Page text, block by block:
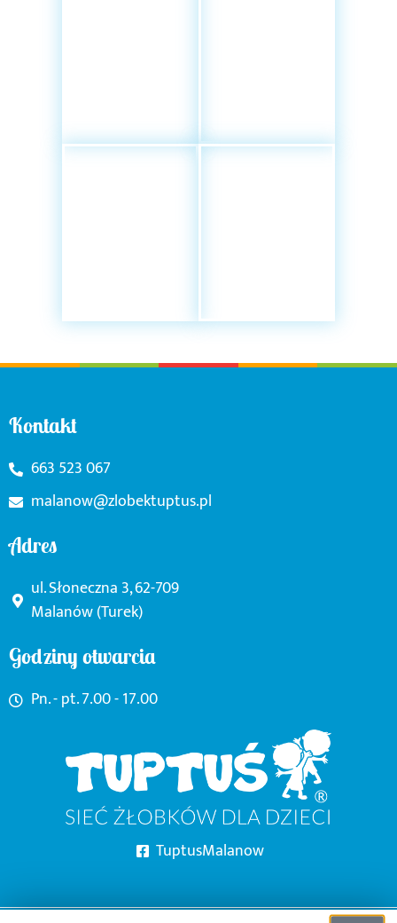
Kontakt
663 523 067
malanow@zlobektuptus.pl
Adres
ul. Słoneczna 3, 62-709
Malanów (Turek)
Godziny otwarcia
Pn. - pt. 7.00 - 17.00
TuptusMalanow